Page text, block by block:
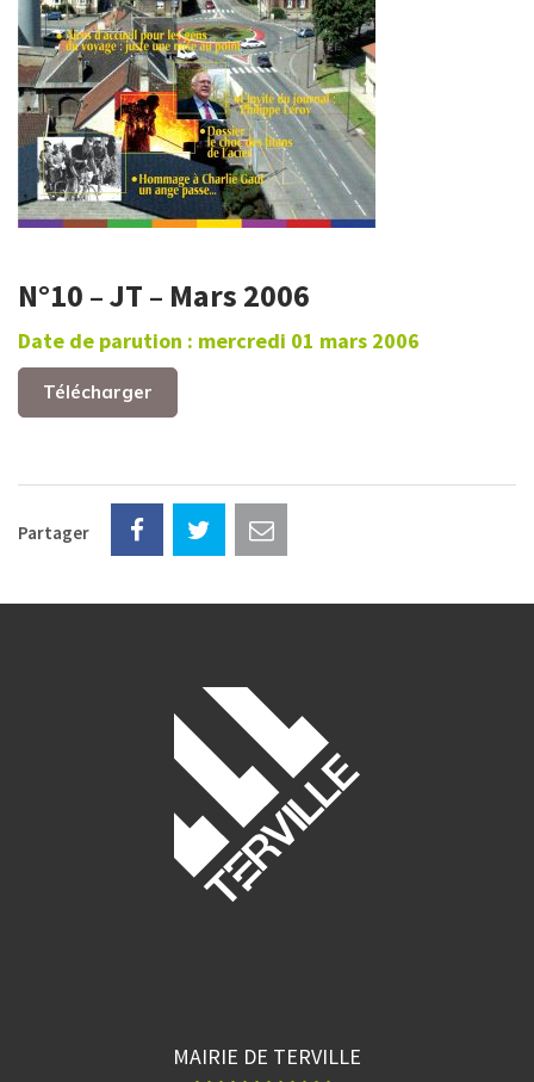
N°10 – JT – Mars 2006
Date de parution : mercredi 01 mars 2006
Télécharger
Partager
MAIRIE DE TERVILLE